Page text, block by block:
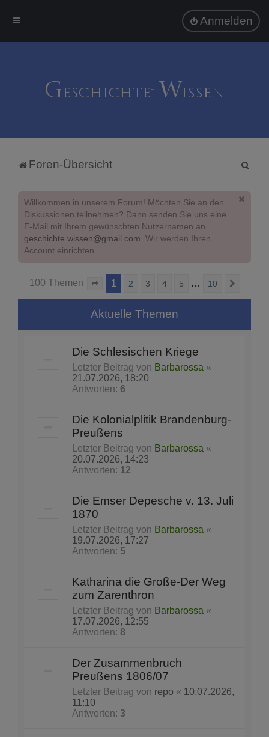
Anmelden
Foren-Übersicht
Willkommen in unserem Forum! Möchten Sie an den
Diskussionen teilnehmen? Dann senden Sie uns eine
E-Mail mit Ihrem gewünschten Nutzernamen an
geschichte.wissen@gmail.com. Wir werden Ihren
Account einrichten.
100 Themen Seite von 10
1 2 3 4 5 … 10
Aktuelle Themen
Die Schlesischen Kriege
Letzter Beitrag von Barbarossa «
21.07.2026, 18:20
Antworten: 6
Die Kolonialplitik Brandenburg-
Preußens
Letzter Beitrag von Barbarossa «
20.07.2026, 14:23
Antworten: 12
Die Emser Depesche v. 13. Juli
1870
Letzter Beitrag von Barbarossa «
19.07.2026, 17:27
Antworten: 5
Katharina die Große-Der Weg
zum Zarenthron
Letzter Beitrag von Barbarossa «
17.07.2026, 12:55
Antworten: 8
Der Zusammenbruch
Preußens 1806/07
Letzter Beitrag von repo « 10.07.2026,
11:10
Antworten: 3